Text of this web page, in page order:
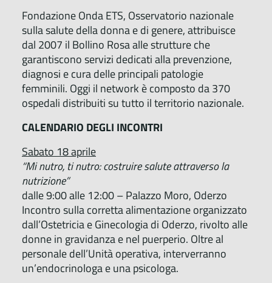
Fondazione Onda ETS, Osservatorio nazionale
sulla salute della donna e di genere, attribuisce
dal 2007 il Bollino Rosa alle strutture che
garantiscono servizi dedicati alla prevenzione,
diagnosi e cura delle principali patologie
femminili. Oggi il network è composto da 370
ospedali distribuiti su tutto il territorio nazionale.
CALENDARIO DEGLI INCONTRI
Sabato 18 aprile
“Mi nutro, ti nutro: costruire salute attraverso la
nutrizione”
dalle 9:00 alle 12:00 – Palazzo Moro, Oderzo
Incontro sulla corretta alimentazione organizzato
dall’Ostetricia e Ginecologia di Oderzo, rivolto alle
donne in gravidanza e nel puerperio. Oltre al
personale dell’Unità operativa, interverranno
un’endocrinologa e una psicologa.